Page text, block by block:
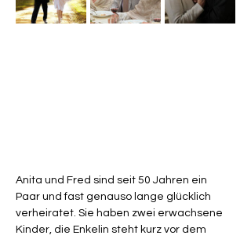
Anita und Fred sind seit 50 Jahren ein
Paar und fast genauso lange glücklich
verheiratet. Sie haben zwei erwachsene
Kinder, die Enkelin steht kurz vor dem